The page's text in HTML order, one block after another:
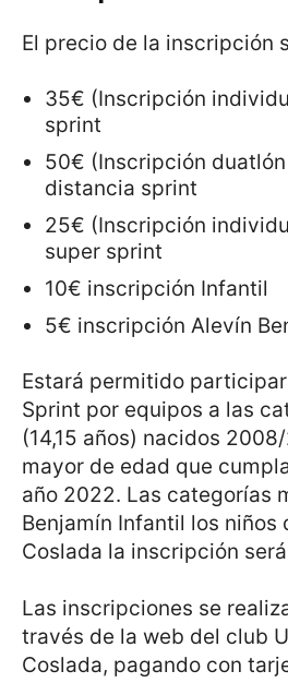
El precio de la inscripción
35€ (Inscripción
sprint
50€ (Inscripción
distancia sprint
25€ (Inscripción
super sprint
10€ inscripción Infantil
5€ inscripción Alevín
Estará permitido
Sprint por equipos a las
(14,15 años) nacidos
mayor de edad que
año 2022. Las categorías
Benjamín Infantil los niños
Coslada la inscripción
Las inscripciones se
través de la web del club
Coslada, pagando con